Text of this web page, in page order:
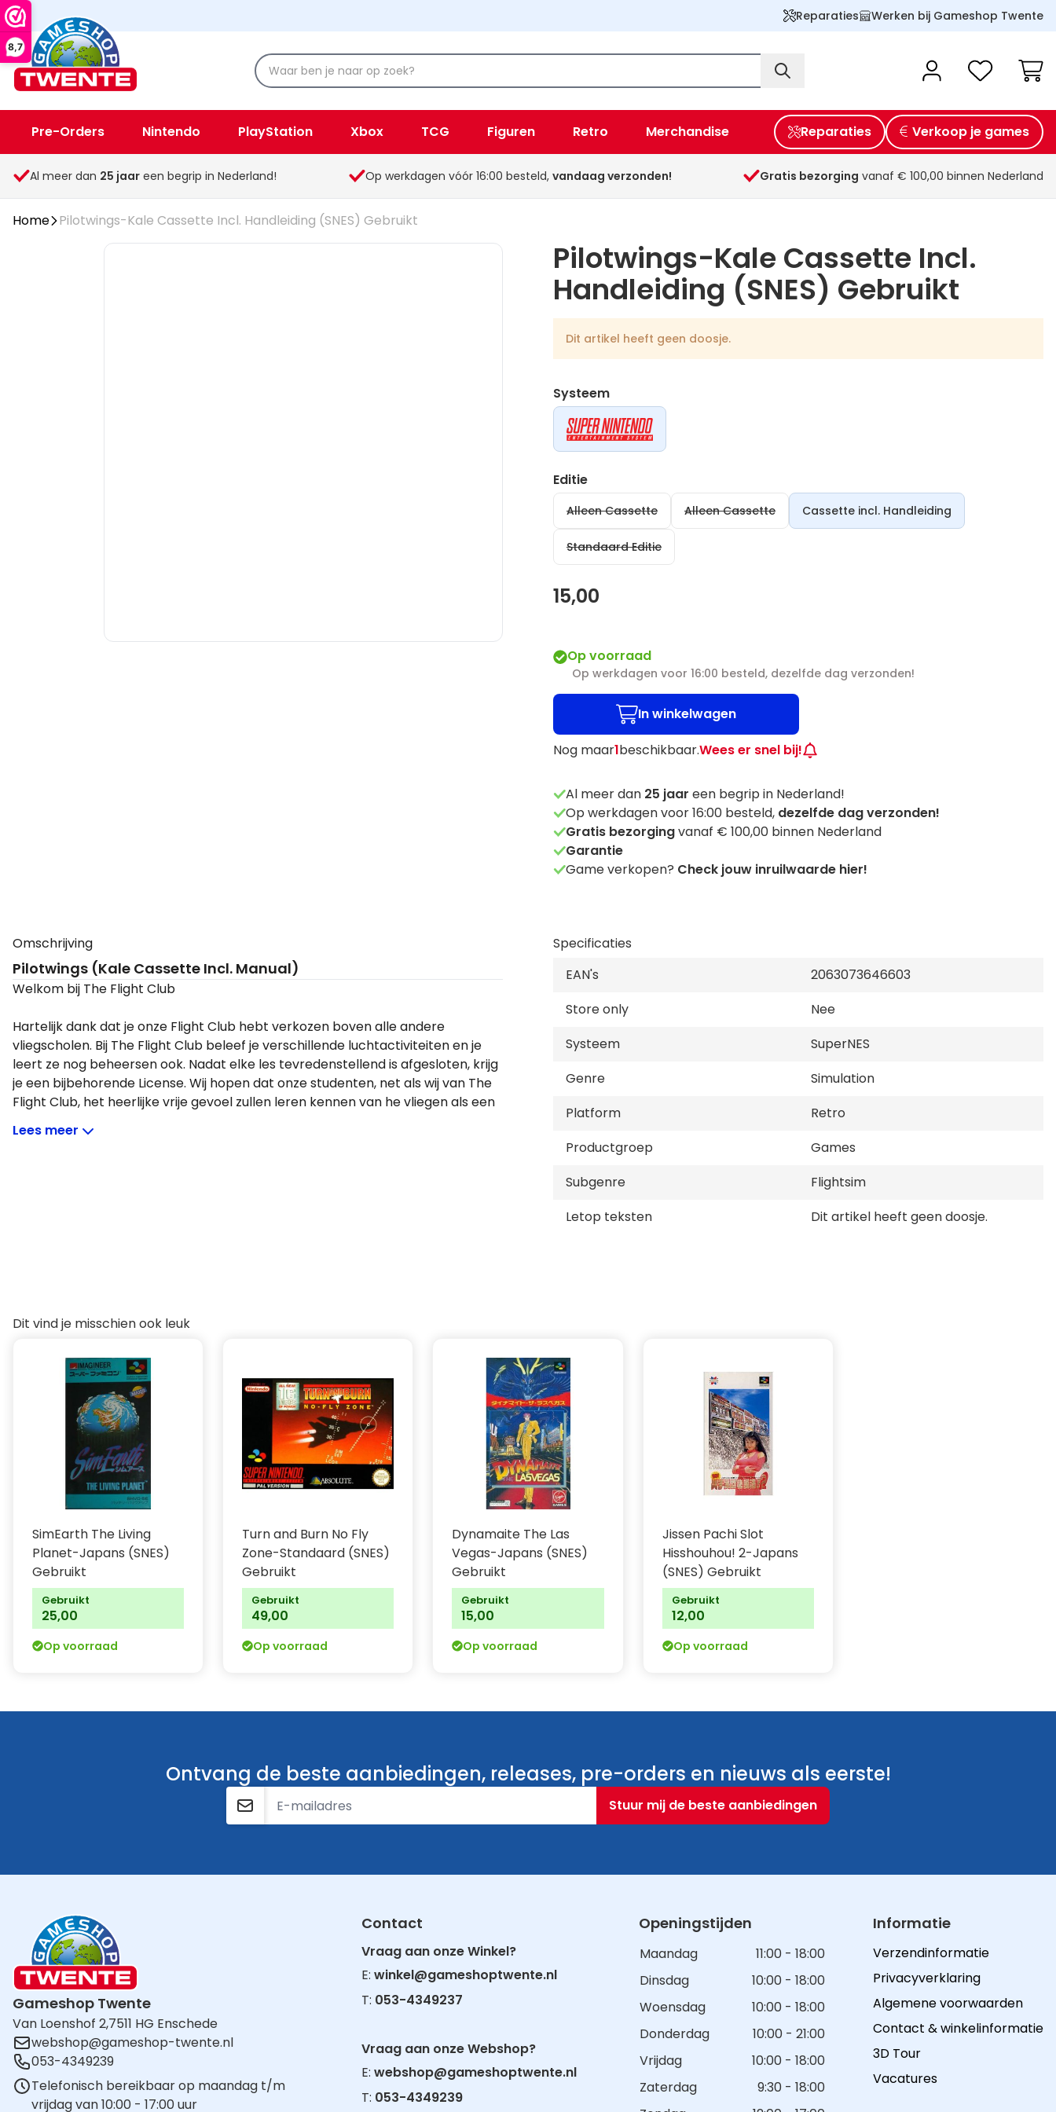
8,7
Reparaties Werken bij Gameshop Twente
Pre-Orders Nintendo PlayStation Xbox TCG Figuren Retro Merchandise
Spellen & Speelgoed Overige
Reparaties Verkoop je games
Al meer dan 25 jaar een begrip in Nederland! Op werkdagen vóór 16:00 besteld, vandaag verzonden! Gratis bezorging vanaf € 100,00 binnen Nederland
Home Pilotwings-Kale Cassette Incl. Handleiding (SNES) Gebruikt
Pilotwings-Kale Cassette Incl.
Handleiding (SNES) Gebruikt
Dit artikel heeft geen doosje.
Systeem
Editie
Alleen Cassette Alleen Cassette Cassette incl. Handleiding
Standaard Editie
15,00
Op voorraad
Op werkdagen voor 16:00 besteld, dezelfde dag verzonden!
In winkelwagen
Nog maar1beschikbaar.Wees er snel bij!
Al meer dan 25 jaar een begrip in Nederland!
Op werkdagen voor 16:00 besteld, dezelfde dag verzonden!
Gratis bezorgingvanaf € 100,00 binnen Nederland
Garantie
Game verkopen? Check jouw inruilwaarde hier!
Omschrijving
Pilotwings (Kale Cassette Incl. Manual)
Welkom bij The Flight Club
Hartelijk dank dat je onze Flight Club hebt verkozen boven alle andere
vliegscholen. Bij The Flight Club beleef je verschillende luchtactiviteiten en je
leert ze nog beheersen ook. Nadat elke les tevredenstellend is afgesloten, krijg
je een bijbehorende License. Wij hopen dat onze studenten, net als wij van The
Flight Club, het heerlijke vrije gevoel zullen leren kennen van he vliegen als een
in praktijk!
Lees meer
Specificaties
EAN's
2063073646603
Store only
Nee
Systeem
SuperNES
Genre
Simulation
Platform
Retro
Productgroep
Games
Subgenre
Flightsim
Letop teksten
Dit artikel heeft geen doosje.
Dit vind je misschien ook leuk
SimEarth The Living
Planet-Japans (SNES)
Gebruikt
Gebruikt
25,00
Op voorraad
Turn and Burn No Fly
Zone-Standaard (SNES)
Gebruikt
Gebruikt
49,00
Op voorraad
Dynamaite The Las
Vegas-Japans (SNES)
Gebruikt
Gebruikt
15,00
Op voorraad
Jissen Pachi Slot
Hisshouhou! 2-Japans
(SNES) Gebruikt
Gebruikt
12,00
Op voorraad
Ontvang de beste aanbiedingen, releases, pre-orders en nieuws als eerste!
E-mailadres
Stuur mij de beste aanbiedingen
Gameshop Twente
Van Loenshof 2,7511 HG Enschede
webshop@gameshop-twente.nl
053-4349239
Telefonisch bereikbaar op maandag t/m
vrijdag van 10:00 - 17:00 uur
Contact
Vraag aan onze Winkel?
E:winkel@gameshoptwente.nl
T: 053-4349237
Vraag aan onze Webshop?
E:webshop@gameshoptwente.nl
T: 053-4349239
Openingstijden
Maandag
11:00 - 18:00
Dinsdag
10:00 - 18:00
Woensdag
10:00 - 18:00
Donderdag
10:00 - 21:00
Vrijdag
10:00 - 18:00
Zaterdag
9:30 - 18:00
Informatie
Verzendinformatie
Privacyverklaring
Algemene voorwaarden
Contact & winkelinformatie
3D Tour
Vacatures